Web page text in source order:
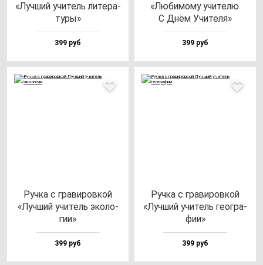
«Луч­ший учи­тель ли­те­ра­
ту­ры»
399 руб
«Люби­мо­му учи­те­лю.
С Днём Учи­те­ля»
399 руб
Руч­ка с гра­ви­ров­кой
«Луч­ший учи­тель эко­ло­
гии»
399 руб
Руч­ка с гра­ви­ров­кой
«Луч­ший учи­тель ге­ог­ра­
фии»
399 руб